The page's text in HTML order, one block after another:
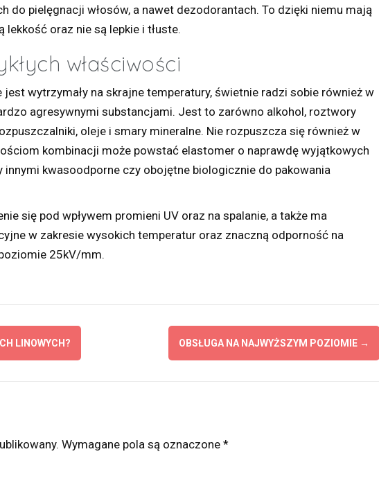
do pielęgnacji włosów, a nawet dezodorantach. To dzięki niemu mają
oraz nie są lepkie i tłuste.
właściwości
wytrzymały na skrajne temperatury, świetnie radzi sobie również w
agresywnymi substancjami. Jest to zarówno alkohol, roztwory
oleje i smary mineralne. Nie rozpuszcza się również w
kombinacji może powstać elastomer o naprawdę wyjątkowych
kwasoodporne czy obojętne biologicznie do pakowania
się pod wpływem promieni UV oraz na spalanie, a także ma
w zakresie wysokich temperatur oraz znaczną odporność na
25kV/mm.
LINOWYCH? OBSŁUGA NA NAJWYŻSZYM POZIOMIE →
Wymagane pola są oznaczone *